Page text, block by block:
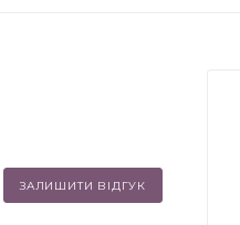
ЗАЛИШИТИ ВІДГУК